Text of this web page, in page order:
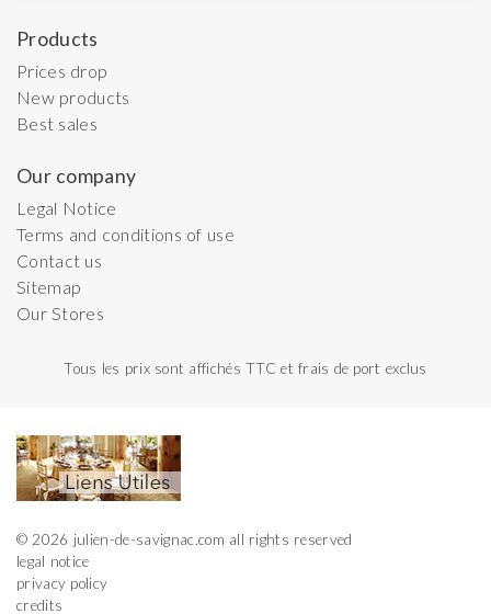
Products
Prices drop
New products
Best sales
Our company
Legal Notice
Terms and conditions of use
Contact us
Sitemap
Our Stores
Tous les prix sont affichés TTC et frais de port exclus
© 2026 julien-de-savignac.com all rights reserved
legal notice
privacy policy
credits